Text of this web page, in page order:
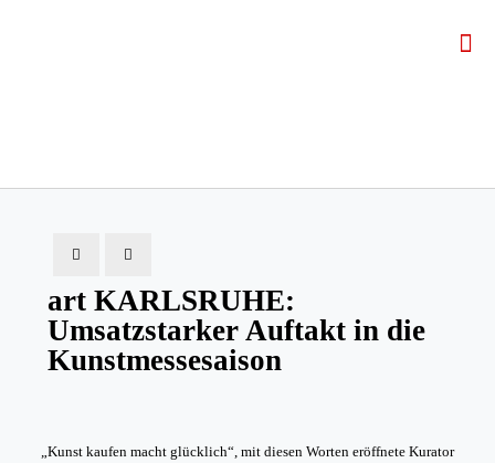
art KARLSRUHE:
Umsatzstarker Auftakt in die
Kunstmessesaison
„Kunst kaufen macht glücklich“, mit diesen Worten eröffnete Kurator